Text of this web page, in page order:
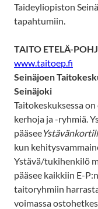
Taideyliopiston
tapahtumiin.
TAITO ETELÄ-
www.taitoep.fi
Seinäjoen
Seinäjoki
Taitokeskuksessa
kerhoja ja -ryhmiä.
pääsee
kun
Ystävä/tukihenkilö
pääsee kaikkiin E-
taitoryhmiin
voimassa